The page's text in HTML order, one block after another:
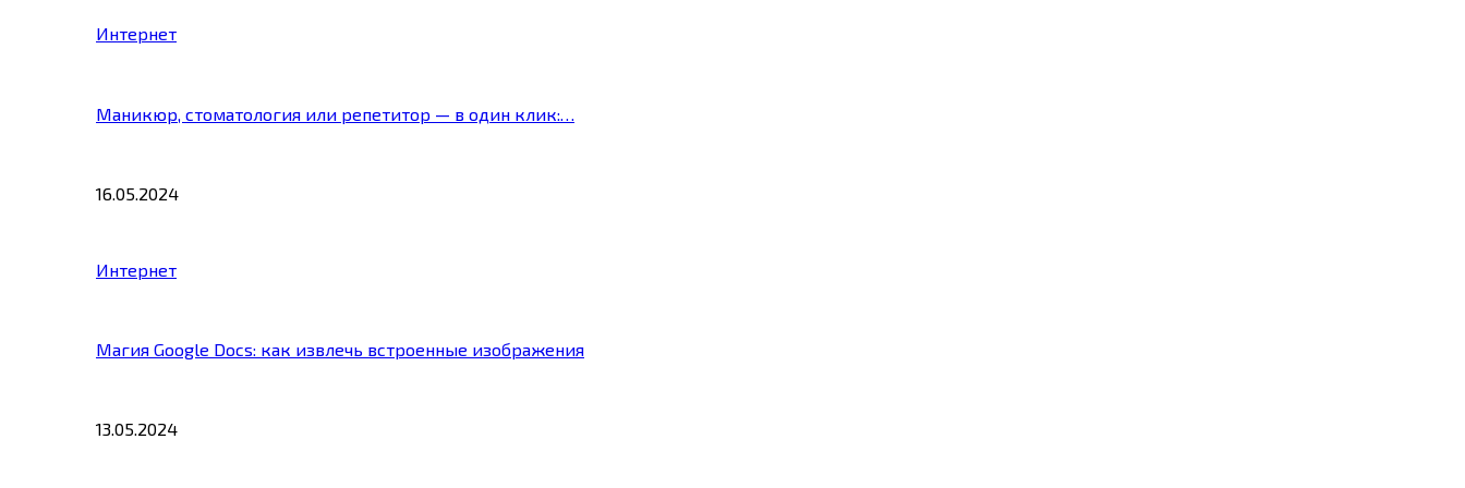
Интернет
Маникюр, стоматология или репетитор — в один клик:…
16.05.2024
Интернет
Магия Google Docs: как извлечь встроенные изображения
13.05.2024